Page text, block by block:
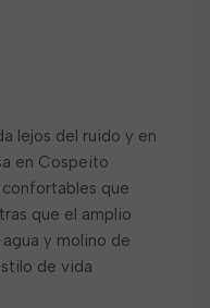
lejos del ruido y en
en Cospeito
que
que el amplio
y molino de
de vida